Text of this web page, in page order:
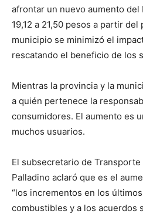
afrontar un nuevo aumento
19,12 a 21,50 pesos a partir
municipio se minimizó el
rescatando el beneficio de los
Mientras la provincia y la
a quién pertenece la
consumidores. El aumento es
muchos usuarios.
El subsecretario de
Palladino aclaró que es el
“los incrementos en los
combustibles y a los acuerdos